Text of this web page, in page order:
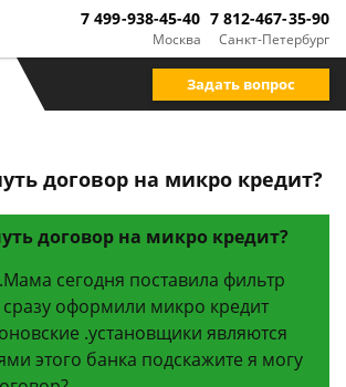
Москва
7 499-938-45-40
Санкт-Петербург
7 812-467-35-90
Задать вопрос
договор на микро кредит?
договор на микро кредит?
сегодня поставила фильтр
оформили микро кредит
.установщики являются
этого банка подскажите я могу